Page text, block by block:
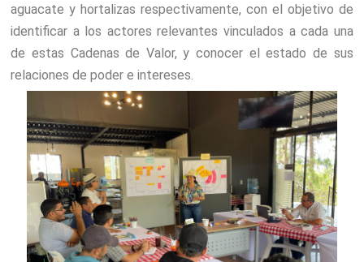
aguacate y hortalizas respectivamente, con el objetivo de
identificar a los actores relevantes vinculados a cada una
de estas Cadenas de Valor, y conocer el estado de sus
relaciones de poder e intereses.